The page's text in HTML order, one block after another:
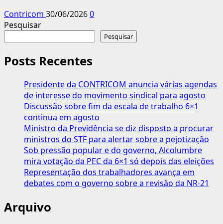
Contricom 30/06/20260
Pesquisar
Pesquisar
Posts Recentes
Presidente da CONTRICOM anuncia várias agendas
de interesse do movimento sindical para agosto
Discussão sobre fim da escala de trabalho 6×1
continua em agosto
Ministro da Previdência se diz disposto a procurar
ministros do STF para alertar sobre a pejotização
Sob pressão popular e do governo, Alcolumbre
mira votação da PEC da 6×1 só depois das eleições
Representação dos trabalhadores avança em
debates com o governo sobre a revisão da NR-21
Arquivo